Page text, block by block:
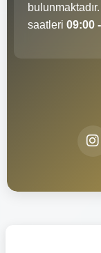
saatleri 09:00